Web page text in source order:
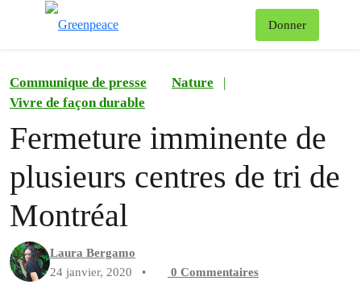
Donner
Communique de presse Nature
|
Vivre de façon durable
Fermeture imminente de
plusieurs centres de tri de
Montréal
Laura Bergamo
24 janvier, 2020
• 0 Commentaires